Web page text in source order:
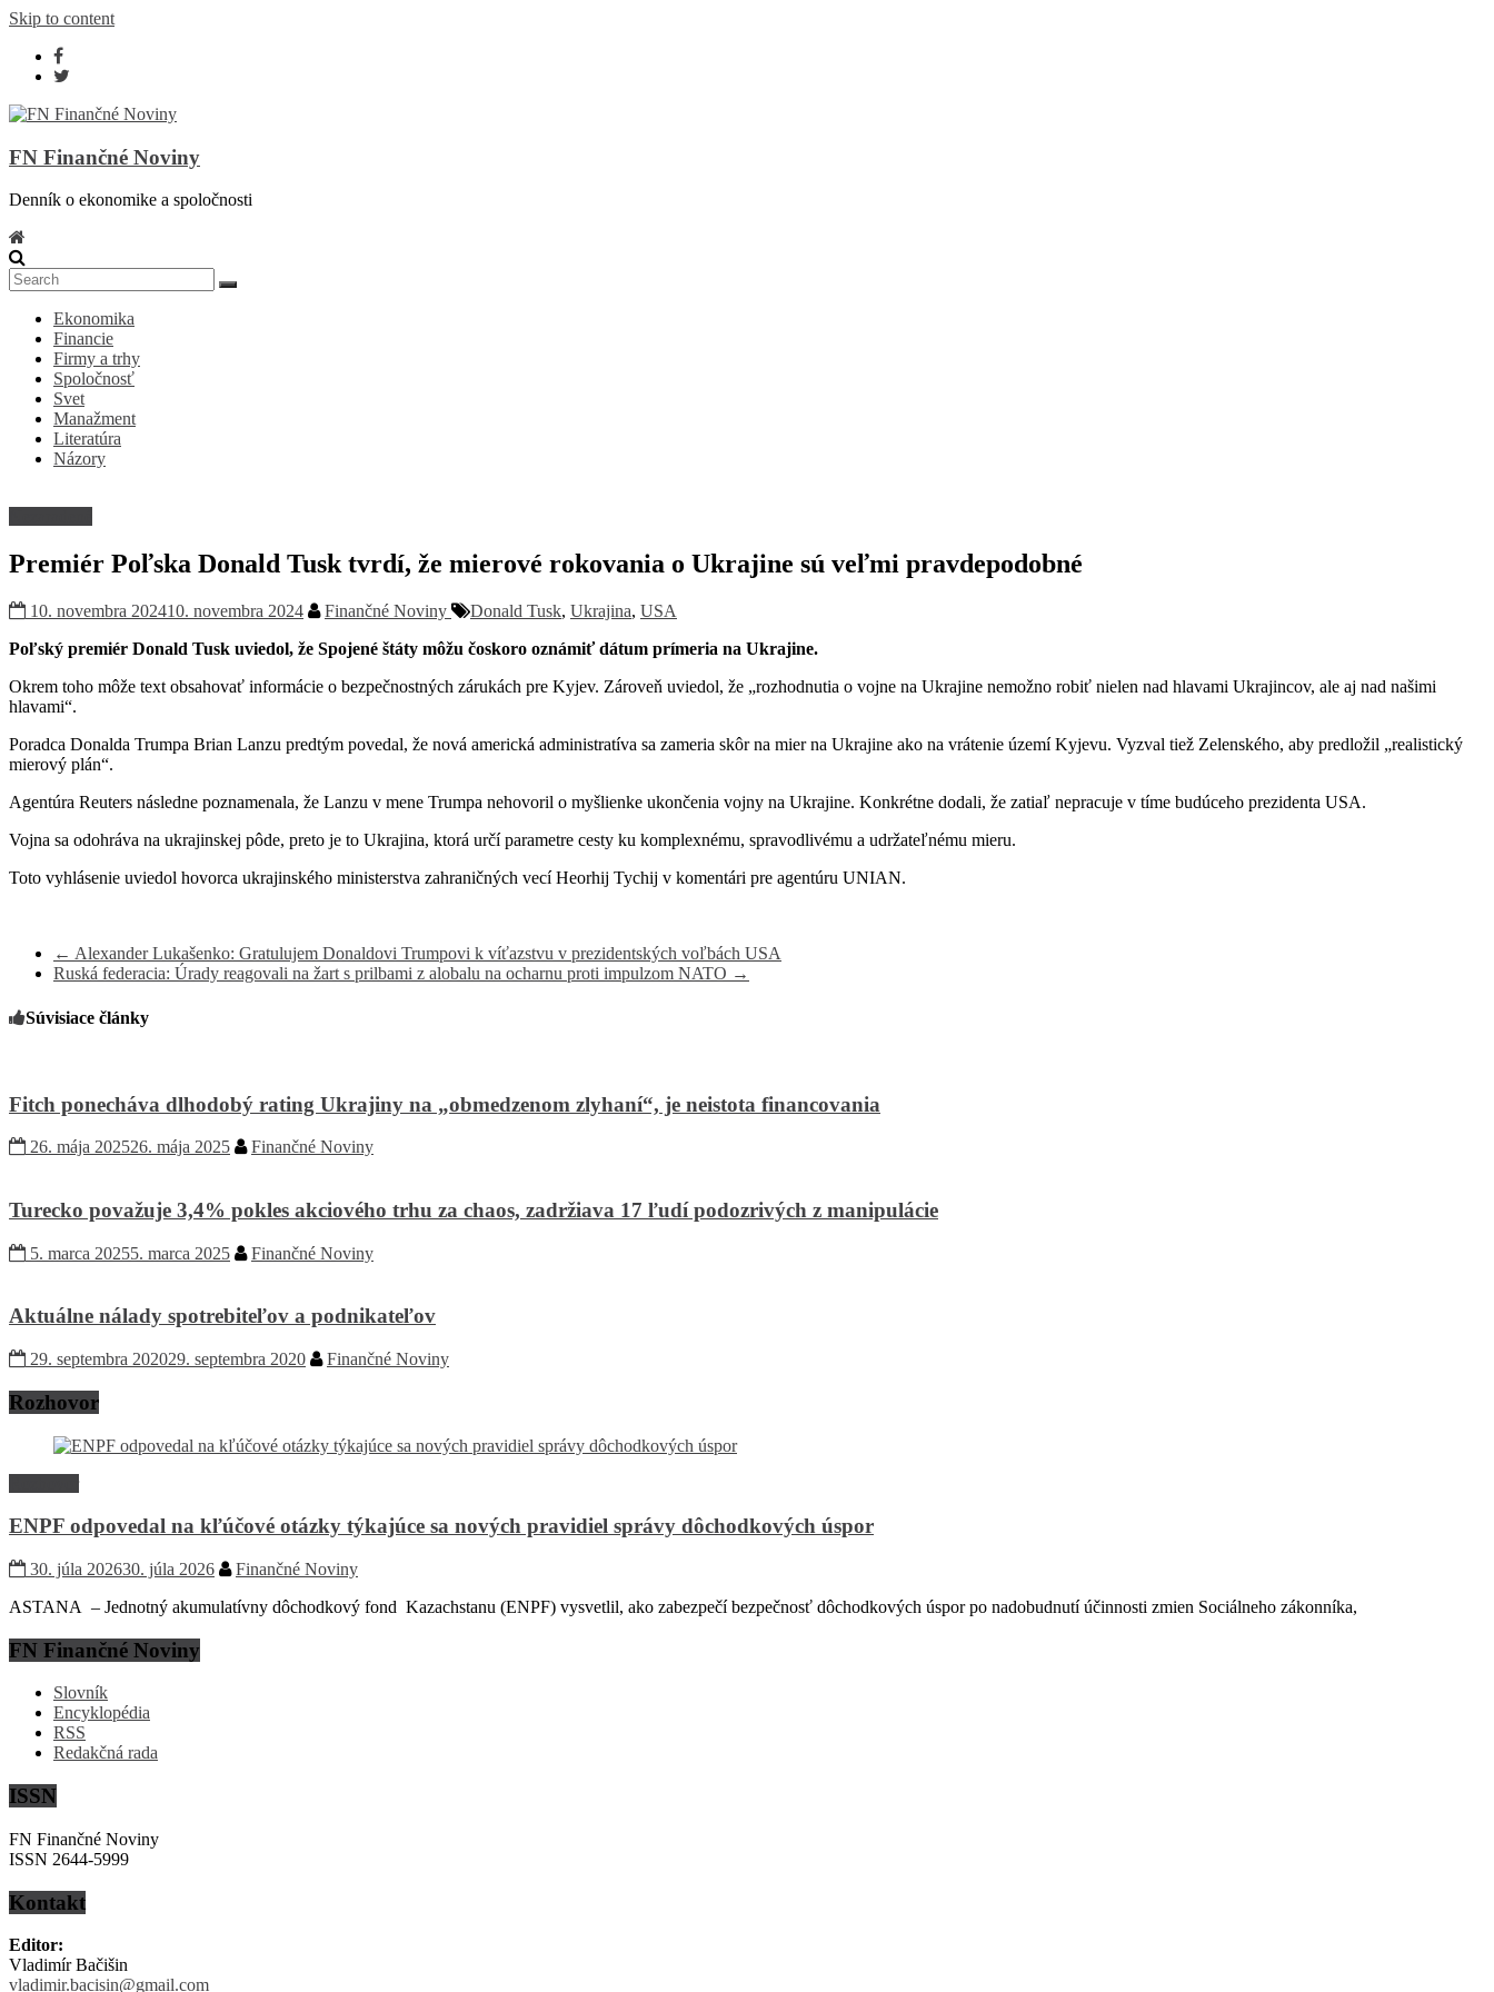
Skip to content
FN Finančné Noviny
Denník o ekonomike a spoločnosti
Ekonomika
Financie
Firmy a trhy
Spoločnosť
Svet
Manažment
Literatúra
Názory
Premiér Poľska Donald Tusk tvrdí, že mierové rokovania o Ukrajine sú veľmi pravdepodobné
10. novembra 202410. novembra 2024 Finančné Noviny Donald Tusk, Ukrajina, USA
Poľský premiér Donald Tusk uviedol, že Spojené štáty môžu čoskoro oznámiť dátum prímeria na Ukrajine.
Okrem toho môže text obsahovať informácie o bezpečnostných zárukách pre Kyjev. Zároveň uviedol, že „rozhodnutia o vojne na Ukrajine nemožno robiť nielen nad hlavami Ukrajincov, ale aj nad našimi
hlavami“.
Poradca Donalda Trumpa Brian Lanzu predtým povedal, že nová americká administratíva sa zameria skôr na mier na Ukrajine ako na vrátenie území Kyjevu. Vyzval tiež Zelenského, aby predložil „realistický
mierový plán“.
Agentúra Reuters následne poznamenala, že Lanzu v mene Trumpa nehovoril o myšlienke ukončenia vojny na Ukrajine. Konkrétne dodali, že zatiaľ nepracuje v tíme budúceho prezidenta USA.
Vojna sa odohráva na ukrajinskej pôde, preto je to Ukrajina, ktorá určí parametre cesty ku komplexnému, spravodlivému a udržateľnému mieru.
Toto vyhlásenie uviedol hovorca ukrajinského ministerstva zahraničných vecí Heorhij Tychij v komentári pre agentúru UNIAN.
← Alexander Lukašenko: Gratulujem Donaldovi Trumpovi k víťazstvu v prezidentských voľbách USA
Ruská federacia: Úrady reagovali na žart s prilbami z alobalu na ocharnu proti impulzom NATO →
Súvisiace články
Fitch ponecháva dlhodobý rating Ukrajiny na „obmedzenom zlyhaní“, je neistota financovania
26. mája 202526. mája 2025 Finančné Noviny
Turecko považuje 3,4% pokles akciového trhu za chaos, zadržiava 17 ľudí podozrivých z manipulácie
5. marca 20255. marca 2025 Finančné Noviny
Aktuálne nálady spotrebiteľov a podnikateľov
29. septembra 202029. septembra 2020 Finančné Noviny
Rozhovor
ENPF odpovedal na kľúčové otázky týkajúce sa nových pravidiel správy dôchodkových úspor
30. júla 202630. júla 2026
Finančné Noviny
ASTANA – Jednotný akumulatívny dôchodkový fond Kazachstanu (ENPF) vysvetlil, ako zabezpečí bezpečnosť dôchodkových úspor po nadobudnutí účinnosti zmien Sociálneho zákonníka,
FN Finančné Noviny
Slovník
Encyklopédia
RSS
Redakčná rada
ISSN
FN Finančné Noviny
ISSN 2644-5999
Kontakt
Editor:
Vladimír Bačišin
vladimir.bacisin@gmail.com